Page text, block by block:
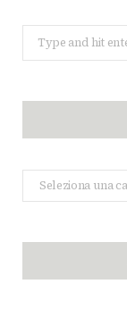
Search
for:
Categorie